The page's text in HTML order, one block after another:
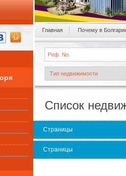
Главная Почему в
Список
Страницы
Страницы